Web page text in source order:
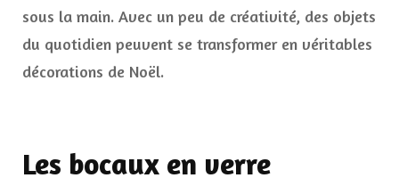
sous la main. Avec un peu de créativité, des objets
du quotidien peuvent se transformer en véritables
décorations de Noël.
Les bocaux en verre